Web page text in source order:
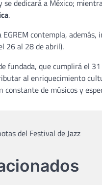
se dedicará a México;
.
contempla,
26 al 28 de abril).
fundada, que cumplirá el
al enriquecimiento
constante de músicos y
del Festival de Jazz